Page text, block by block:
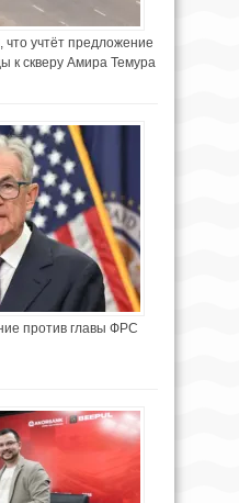
учтёт предложение
к скверу Амира Темура
против главы ФРС